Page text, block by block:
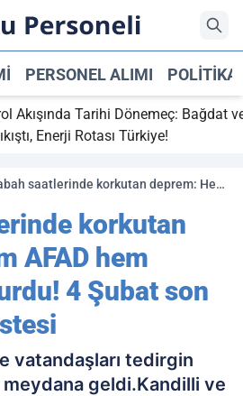
PERSONEL ALIMI POLITIKA
Tarihi Dönemeç: Bağdat ve
Enerji Rotası Türkiye!
saatlerinde korkutan deprem: Hem
listesikorkutan
AFAD hem
4 Şubat son
vatandaşları tedirgin
geldi.Kandilli ve